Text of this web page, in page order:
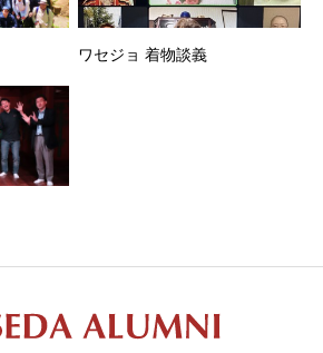
ワセジョ 着物談義